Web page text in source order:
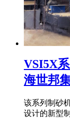
VSI5X
海世邦
该系列制砂
设计的新型